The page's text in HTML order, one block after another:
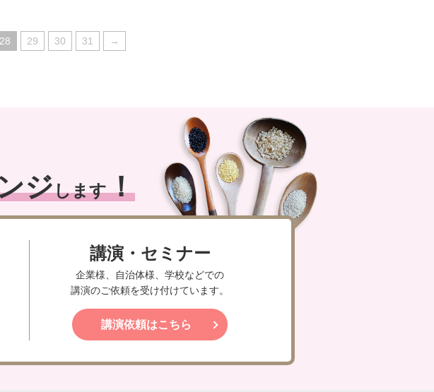
28 29 30 31 →
ジします！
講演・セミナー
企業様、自治体様、学校などでの
講演のご依頼を受け付けています。
講演依頼はこちら